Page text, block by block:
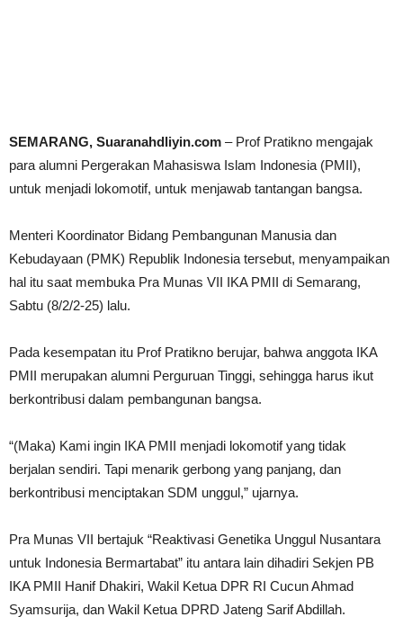
SEMARANG, Suaranahdliyin.com – Prof Pratikno mengajak
para alumni Pergerakan Mahasiswa Islam Indonesia (PMII),
untuk menjadi lokomotif, untuk menjawab tantangan bangsa.
Menteri Koordinator Bidang Pembangunan Manusia dan
Kebudayaan (PMK) Republik Indonesia tersebut, menyampaikan
hal itu saat membuka Pra Munas VII IKA PMII di Semarang,
Sabtu (8/2/2-25) lalu.
Pada kesempatan itu Prof Pratikno berujar, bahwa anggota IKA
PMII merupakan alumni Perguruan Tinggi, sehingga harus ikut
berkontribusi dalam pembangunan bangsa.
“(Maka) Kami ingin IKA PMII menjadi lokomotif yang tidak
berjalan sendiri. Tapi menarik gerbong yang panjang, dan
berkontribusi menciptakan SDM unggul,” ujarnya.
Pra Munas VII bertajuk “Reaktivasi Genetika Unggul Nusantara
untuk Indonesia Bermartabat” itu antara lain dihadiri Sekjen PB
IKA PMII Hanif Dhakiri, Wakil Ketua DPR RI Cucun Ahmad
Syamsurija, dan Wakil Ketua DPRD Jateng Sarif Abdillah.